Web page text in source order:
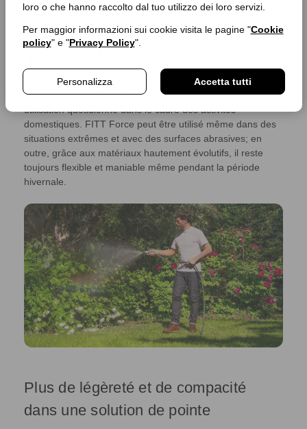
loro o che hanno raccolto dal tuo utilizzo dei loro servizi.
Per maggior informazioni sui cookie visita le pagine "Cookie
policy" e "Privacy Policy".
Personalizza Accetta tutti
Le tuyau innovant adapté à un usage
FITT Force est adapté pour une utilisation intensive, parfait
dans les grands jardins et les activités d’irrigation, qu’à une
utilisation quotidienne dans le cadre des activités
domestiques. FITT Force peut être utilisé même dans des
situations extrêmes et avec des surfaces abrasives; en
outre, grâce aux matériaux hautement évolutifs, il reste
toujours flexible et maniable même pendant la période
hivernale.
Plus de légèreté et de compacité
dans une solution de pointe